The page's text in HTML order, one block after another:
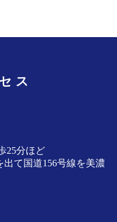
ス
25分ほど
て国道156号線を美濃